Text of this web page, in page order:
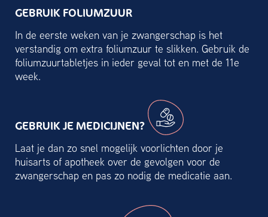
GEBRUIK FOLIUMZUUR
In de eerste weken van je zwangerschap is het
verstandig om extra foliumzuur te slikken. Gebruik de
foliumzuurtabletjes in ieder geval tot en met de 11e
week.
GEBRUIK JE MEDICIJNEN?
Laat je dan zo snel mogelijk voorlichten door je
huisarts of apotheek over de gevolgen voor de
zwangerschap en pas zo nodig de medicatie aan.